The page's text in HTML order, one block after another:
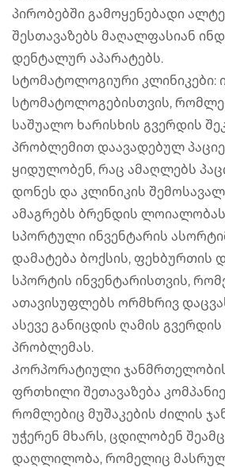
პირობებში გამოყენებადი
შესთავაზებს მაღალფასიან
დენტალურ აპარატებს.
Სტომატოლოგიური კლინიკები:
სტომატოლოგებისთვის,
საშუალო ხარისხის გვერდის
პრობლემით დაავადებულ
ყიდულობენ, რაც ამაღლებს
დონეს და კლინიკის
ამაგრებს ბრენდის
Სპორტული ინვენტარის
დამატება ბოქსის, ფეხბურთის
სპორტის ინვენტარისთვის,
ათავისუფლებს ორმხრივ
ასევე განიცდის ღამის გვერდის
პრობლემას.
Კორპორატიული
ფრთხილი შეთავაზება
რომლებიც მუშაკების ძილის
უჭერენ მხარს, ცდილობენ
დაღლილობა, რომელიც